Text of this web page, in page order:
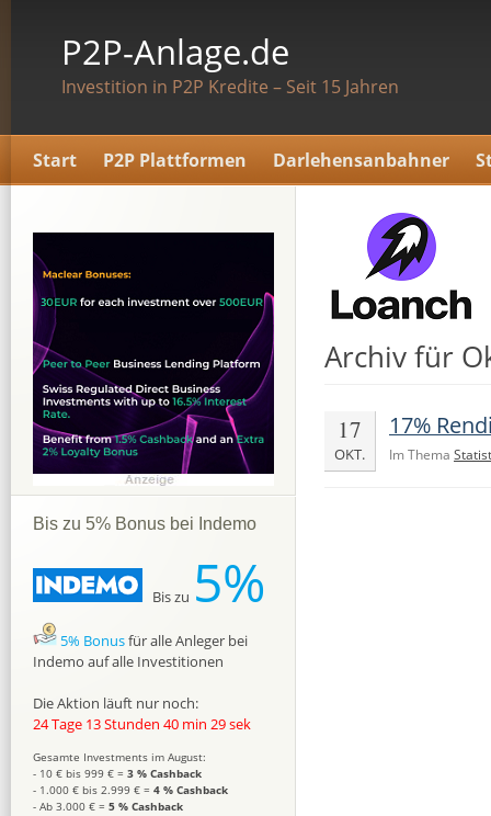
P2P-Anlage.de
Investition in P2P Kredite – Seit 15 Jahren
Start P2P Plattformen Darlehensanbahner
Archiv für
17
OKT.
17%
Im Thema
Bis zu 5% Bonus bei Indemo
Bis zu 5%
5% Bonusfür alle Anleger bei
Indemo auf alle Investitionen
Die Aktion läuft nur noch:
24 Tage 13 Stunden 40 min 28 sek
Gesamte Investments im August:
- 10 € bis 999 € = 3 % Cashback
- 1.000 € bis 2.999 € = 4 % Cashback
- Ab 3.000 € = 5 % Cashback